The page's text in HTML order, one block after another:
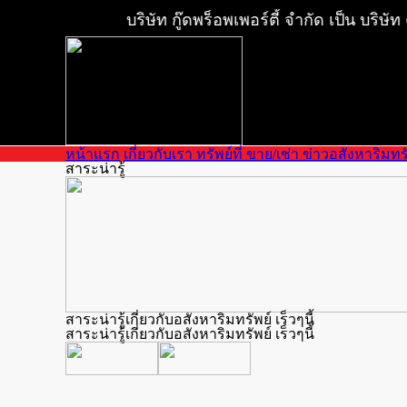
บริษัท กู๊ดพร็อพเพอร์ตี้ จำกัด เป็น บริษั
หน้าแรก เกี่ยวกับเรา ทรัพย์ที่ ขาย/เช่า ข่าวอสังหาริมท
สาระน่ารู้
สาระน่ารู้เกี่ยวกับอสังหาริมทรัพย์ เร็วๆนี้
สาระน่ารู้เกี่ยวกับอสังหาริมทรัพย์ เร็วๆนี้